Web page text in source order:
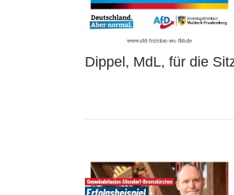
Dippel, MdL, für die